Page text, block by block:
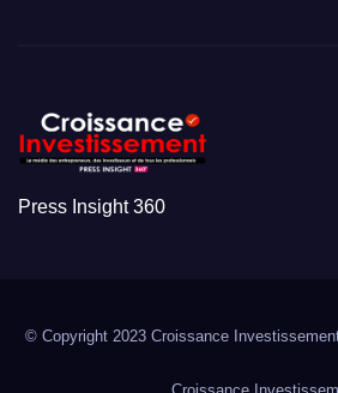
Press Insight 360
© Copyright 2023 Croissance